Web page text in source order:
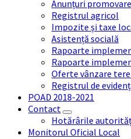
Anunțuri
Registrul agricol
Impozite și taxe
Asistență socială
Rapoarte
Rapoarte
Oferte vânzare
Registrul de
POAD 2018-2021
Contact
Hotărârile
Monitorul Oficial Local